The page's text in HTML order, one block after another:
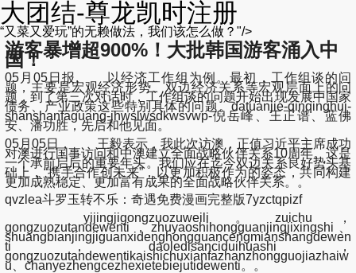
大团结-尊龙凯时注册
“又菜又爱玩”的无赖做法，我们该怎么做？"/>
游客暴增超900%！大批韩国游客涌入中
国！
05月05日报, 以经济工作组为例。最初，工作组谈的问
题，主要是宏观经济形势、双边经济关系等宏观层面上的问
题，到了第三次对话时，工作组谈的问题开始出现发展中国家
债务、产业政策这些特别具体的问题。datuanjie-qinqinghui-
shanshanfaguang-jhwslwsdkwsvwp-倪岳峰、王正谱、蓝佛
安、潘功胜，先后和他见面。
05月05日， 王毅表示，我此次访澳，正值习近平主席成功
对澳进行国事访问和中澳建立全面战略伙伴关系10周年。这是
一个承前启后的重要年头。我们应在迄今双边关系良好势头基
础上，“携手合作创未来”，以更加积极作为的姿态，共同构建
更加成熟稳定、更加富有成果的全面战略伙伴关系。。
qvzlea斗罗玉转不乐：奇遇免费漫画完整版7yzctqpizf
yijingjigongzuozuweili。zuichu，
gongzuozutandewenti，zhuyaoshihongguanjingjixingshi、
shuangbianjingjiguanxidenghongguancengmianshangdewen
ti，daoledisanciduihuashi，
gongzuozutandewentikaishichuxianfazhanzhongguojiazhaiw
u、chanyezhengcezhexietebiejutidewenti。。